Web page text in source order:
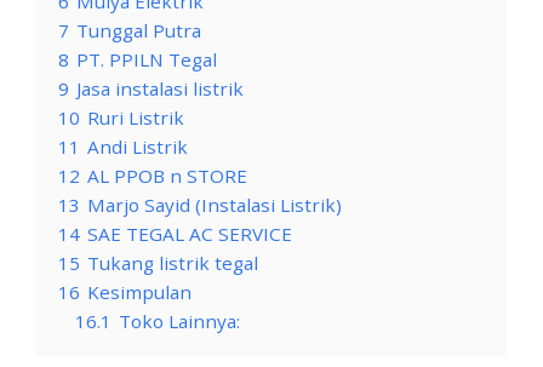
7 Tunggal Putra
8 PT. PPILN Tegal
9 Jasa instalasi listrik
10 Ruri Listrik
11 Andi Listrik
12 AL PPOB n STORE
13 Marjo Sayid (Instalasi Listrik)
14 SAE TEGAL AC SERVICE
15 Tukang listrik tegal
16 Kesimpulan
16.1 Toko Lainnya: